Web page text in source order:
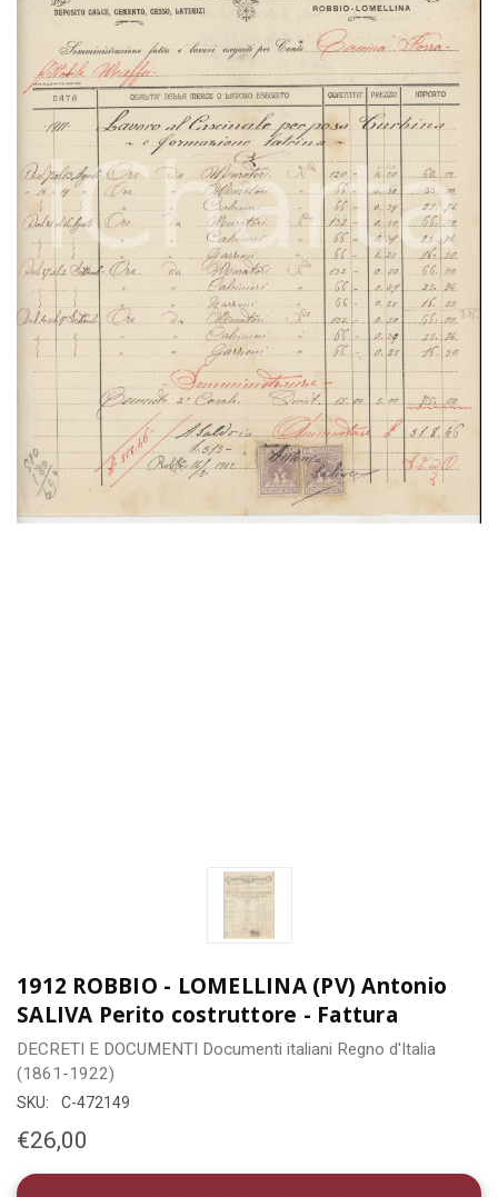
1912 ROBBIO - LOMELLINA (PV) Antonio
SALIVA Perito costruttore - Fattura
DECRETI E DOCUMENTI Documenti italiani Regno d'Italia
(1861-1922)
SKU: C-472149
€26,00
DISPONIBILITÀ